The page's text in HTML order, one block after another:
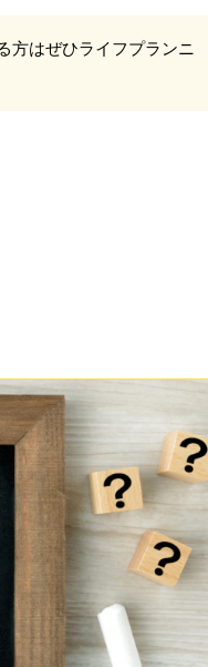
方はぜひライフプランニ